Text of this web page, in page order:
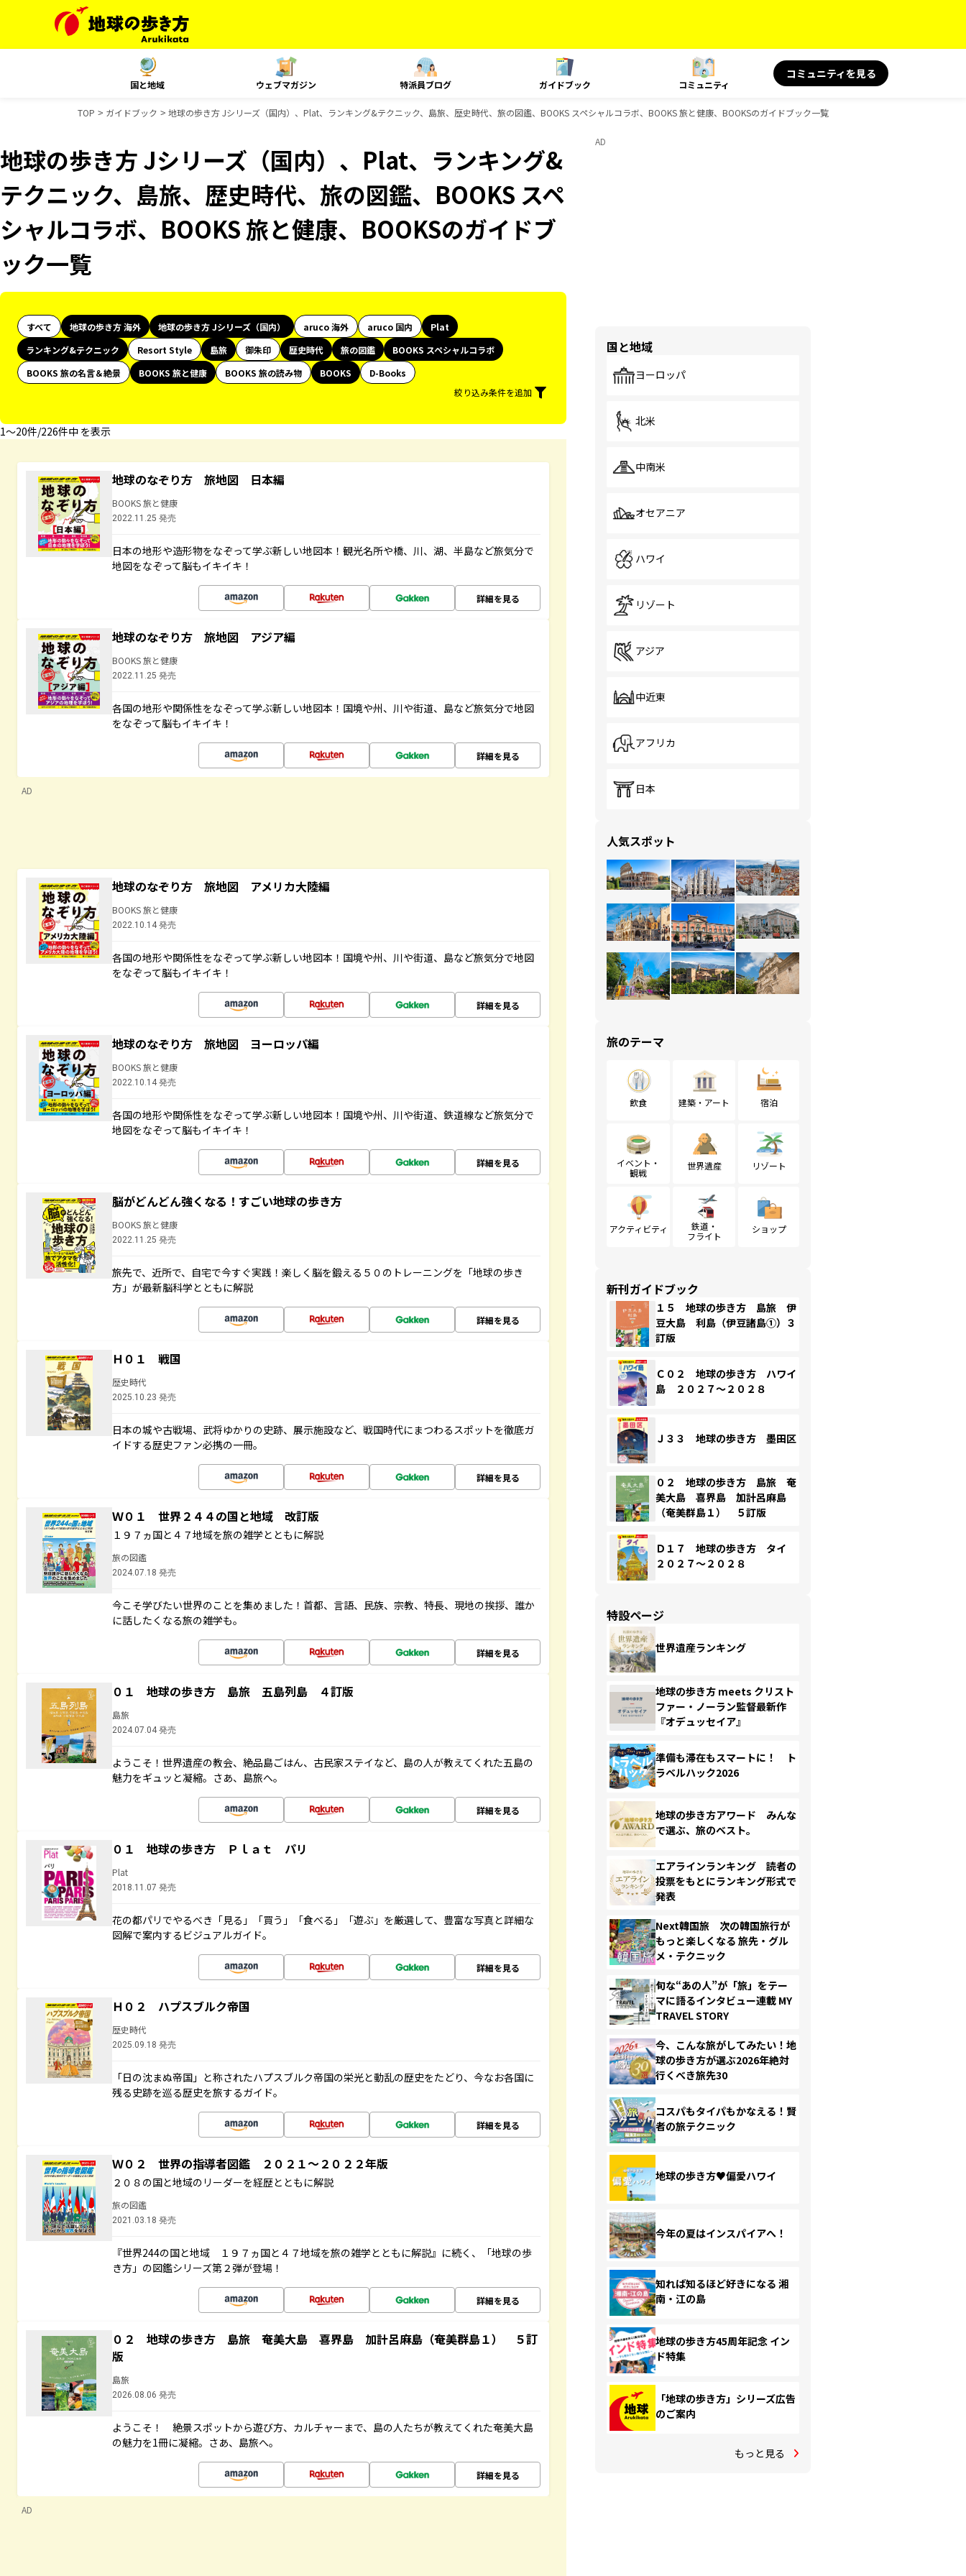
国と地域 ウェブマガジン 特派員ブログ ガイドブック コミュニティ
コミュニティを見る
TOP ガイドブック 地球の歩き方 Jシリーズ（国内）、Plat、ランキング&テクニック、島旅、歴史時代、旅の図鑑、BOOKS スペシャルコラボ、BOOKS 旅と健康、BOOKSのガイドブック一覧
地球の歩き方 Jシリーズ（国内）、Plat、ランキング&
テクニック、島旅、歴史時代、旅の図鑑、BOOKS スペ
シャルコラボ、BOOKS 旅と健康、BOOKSのガイドブ
ック一覧
すべて 地球の歩き方 海外 地球の歩き方 Jシリーズ（国内） aruco 海外 aruco 国内
Plat
ランキング&テクニック
Resort Style 島旅 御朱印 歴史時代 旅の図鑑
BOOKS スペシャルコラボ
BOOKS 旅の名言＆絶景
BOOKS 旅と健康 BOOKS 旅の読み物 BOOKS
D-Books
絞り込み条件を追加
1〜20件/226件中 を表示
地球のなぞり方 旅地図 日本編
BOOKS 旅と健康
2022.11.25 発売
日本の地形や造形物をなぞって学ぶ新しい地図本！観光名所や橋、川、湖、半島など旅気分で
地図をなぞって脳もイキイキ！
詳細を見る
地球のなぞり方 旅地図 アジア編
BOOKS 旅と健康
2022.11.25 発売
各国の地形や関係性をなぞって学ぶ新しい地図本！国境や州、川や街道、島など旅気分で地図
をなぞって脳もイキイキ！
詳細を見る
AD
地球のなぞり方 旅地図 アメリカ大陸編
BOOKS 旅と健康
2022.10.14 発売
各国の地形や関係性をなぞって学ぶ新しい地図本！国境や州、川や街道、島など旅気分で地図
をなぞって脳もイキイキ！
詳細を見る
地球のなぞり方 旅地図 ヨーロッパ編
BOOKS 旅と健康
2022.10.14 発売
各国の地形や関係性をなぞって学ぶ新しい地図本！国境や州、川や街道、鉄道線など旅気分で
地図をなぞって脳もイキイキ！
詳細を見る
脳がどんどん強くなる！すごい地球の歩き方
BOOKS 旅と健康
2022.11.25 発売
旅先で、近所で、自宅で今すぐ実践！楽しく脳を鍛える５０のトレーニングを「地球の歩き
方」が最新脳科学とともに解説
詳細を見る
Ｈ０１ 戦国
歴史時代
2025.10.23 発売
日本の城や古戦場、武将ゆかりの史跡、展示施設など、戦国時代にまつわるスポットを徹底ガ
イドする歴史ファン必携の一冊。
詳細を見る
Ｗ０１ 世界２４４の国と地域 改訂版
１９７ヵ国と４７地域を旅の雑学とともに解説
旅の図鑑
2024.07.18 発売
今こそ学びたい世界のことを集めました！首都、言語、民族、宗教、特長、現地の挨拶、誰か
に話したくなる旅の雑学も。
詳細を見る
０１ 地球の歩き方 島旅 五島列島 ４訂版
島旅
2024.07.04 発売
ようこそ！世界遺産の教会、絶品島ごはん、古民家ステイなど、島の人が教えてくれた五島の
魅力をギュッと凝縮。さあ、島旅へ。
詳細を見る
０１ 地球の歩き方 Ｐｌａｔ パリ
Plat
2018.11.07 発売
花の都パリでやるべき「見る」「買う」「食べる」「遊ぶ」を厳選して、豊富な写真と詳細な
図解で案内するビジュアルガイド。
詳細を見る
Ｈ０２ ハプスブルク帝国
歴史時代
2025.09.18 発売
「日の沈まぬ帝国」と称されたハプスブルク帝国の栄光と動乱の歴史をたどり、今なお各国に
残る史跡を巡る歴史を旅するガイド。
詳細を見る
Ｗ０２ 世界の指導者図鑑 ２０２１～２０２２年版
２０８の国と地域のリーダーを経歴とともに解説
旅の図鑑
2021.03.18 発売
『世界244の国と地域 １９７ヵ国と４７地域を旅の雑学とともに解説』に続く、「地球の歩
き方」の図鑑シリーズ第２弾が登場！
詳細を見る
０２ 地球の歩き方 島旅 奄美大島 喜界島 加計呂麻島（奄美群島１） ５訂
版
島旅
2026.08.06 発売
ようこそ！ 絶景スポットから遊び方、カルチャーまで、島の人たちが教えてくれた奄美大島
の魅力を1冊に凝縮。さあ、島旅へ。
詳細を見る
AD
AD
国と地域
ヨーロッパ
北米
中南米
オセアニア
ハワイ
リゾート
アジア
中近東
アフリカ
日本
人気スポット
旅のテーマ
飲食 建築・アート 宿泊
イベント・
観戦
世界遺産 リゾート
アクティビティ
鉄道・
フライト
ショップ
新刊ガイドブック
１５ 地球の歩き方 島旅 伊
豆大島 利島（伊豆諸島①）３
訂版
Ｃ０２ 地球の歩き方 ハワイ
島 ２０２７～２０２８
Ｊ３３ 地球の歩き方 墨田区
０２ 地球の歩き方 島旅 奄
美大島 喜界島 加計呂麻島
（奄美群島１） ５訂版
Ｄ１７ 地球の歩き方 タイ
２０２７～２０２８
特設ページ
世界遺産ランキング
地球の歩き方 meets クリスト
ファー・ノーラン監督最新作
『オデュッセイア』
準備も滞在もスマートに！ ト
ラベルハック2026
地球の歩き方アワード みんな
で選ぶ、旅のベスト。
エアラインランキング 読者の
投票をもとにランキング形式で
発表
Next韓国旅 次の韓国旅行が
もっと楽しくなる 旅先・グル
メ・テクニック
旬な“あの人”が「旅」をテー
マに語るインタビュー連載 MY
TRAVEL STORY
今、こんな旅がしてみたい！地
球の歩き方が選ぶ2026年絶対
行くべき旅先30
コスパもタイパもかなえる！賢
者の旅テクニック
地球の歩き方♥偏愛ハワイ
今年の夏はインスパイアへ！
知れば知るほど好きになる 湘
南・江の島
地球の歩き方45周年記念 イン
ド特集
「地球の歩き方」シリーズ広告
のご案内
もっと見る